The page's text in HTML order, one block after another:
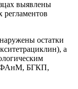
выявлены
регламентов
остатки
а
БГКП,